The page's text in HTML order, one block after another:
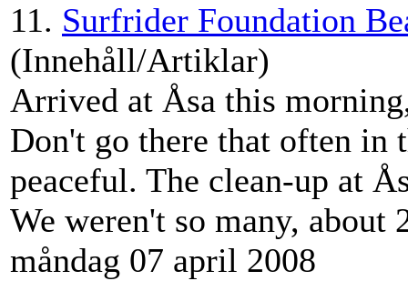
11. Surfrider Foundation
(Innehåll/Artiklar)
Arrived at Åsa this
Don't go there that often in
peaceful. The clean-up at
We weren't so many,
måndag 07 april 2008